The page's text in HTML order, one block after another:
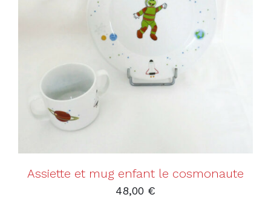
AJOUTER AU PANIER DÉTAILS
Assiette et mug enfant le cosmonaute
48,00 €